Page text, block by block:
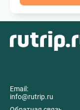
Email:
info@rutrip.ru